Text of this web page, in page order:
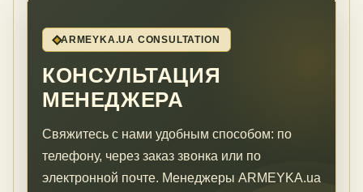
ARMEYKA.UA CONSULTATION
КОНСУЛЬТАЦИЯ
МЕНЕДЖЕРА
Свяжитесь с нами удобным способом: по
телефону, через заказ звонка или по
электронной почте. Менеджеры ARMEYKA.ua